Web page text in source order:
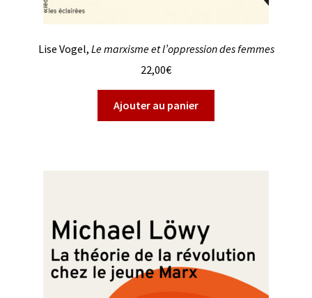
Lise Vogel, Le marxisme et l’oppression des femmes
22,00€
Ajouter au panier